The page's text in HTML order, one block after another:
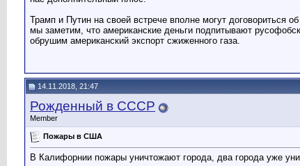
Трамп и Путин на своей встрече вполне могут договориться
мы заметим, что американские деньги подпитывают
обрушим американский экспорт сжиженного газа.
14.11.2018, 21:47
Рожденный в СССР
Member
Пожары в США
В Калифорнии пожары уничтожают города, два города уже